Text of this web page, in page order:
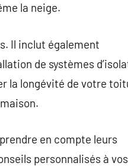
la neige.
Il inclut également
de systèmes
la longévité de votre
en compte leurs
personnalisés à vos